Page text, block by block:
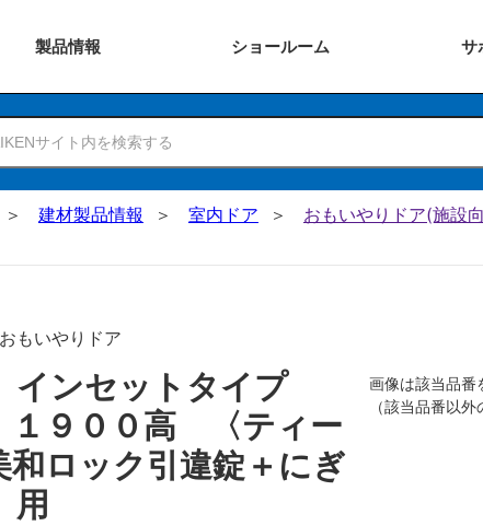
製品情報 ショールーム サ
建材製品情報 室内ドア
おもいやりドア(施設
もいやりドア
ンセットタイプ
９００高 〈ティー
ロック引違錠＋にぎ
用
画像は該当品番
（該当品番以